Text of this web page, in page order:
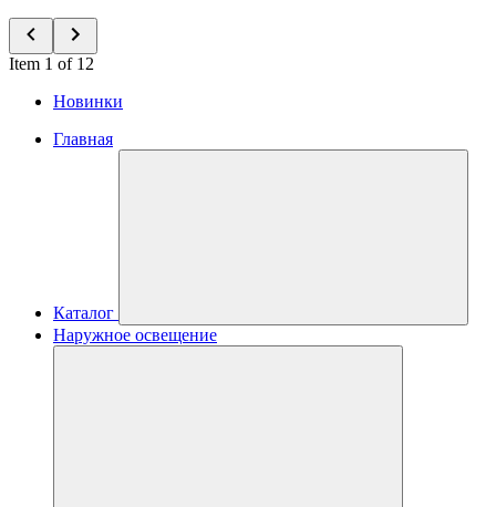
Item 1 of 12
Новинки
Главная
Каталог
Наружное освещение